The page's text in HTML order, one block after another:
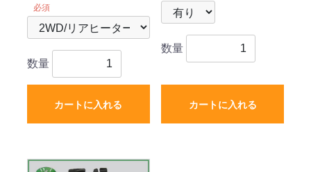
必須
数量
カートに入れる
数量
カートに入れる